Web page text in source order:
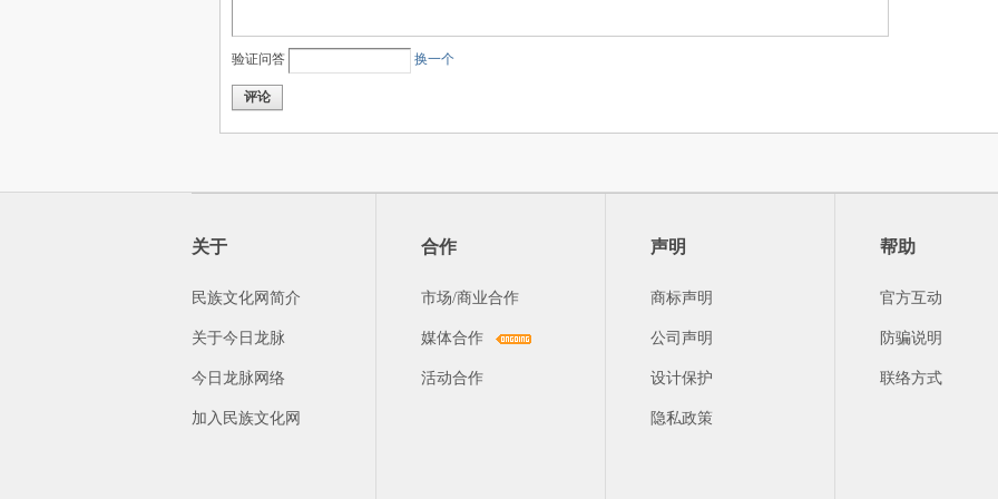
验证问答 换一个
评论
关于
民族文化网简介
关于今日龙脉
今日龙脉网络
加入民族文化网
合作
市场/商业合作
媒体合作
活动合作
声明
商标声明
公司声明
设计保护
隐私政策
帮助
官方互动
防骗说明
联络方式